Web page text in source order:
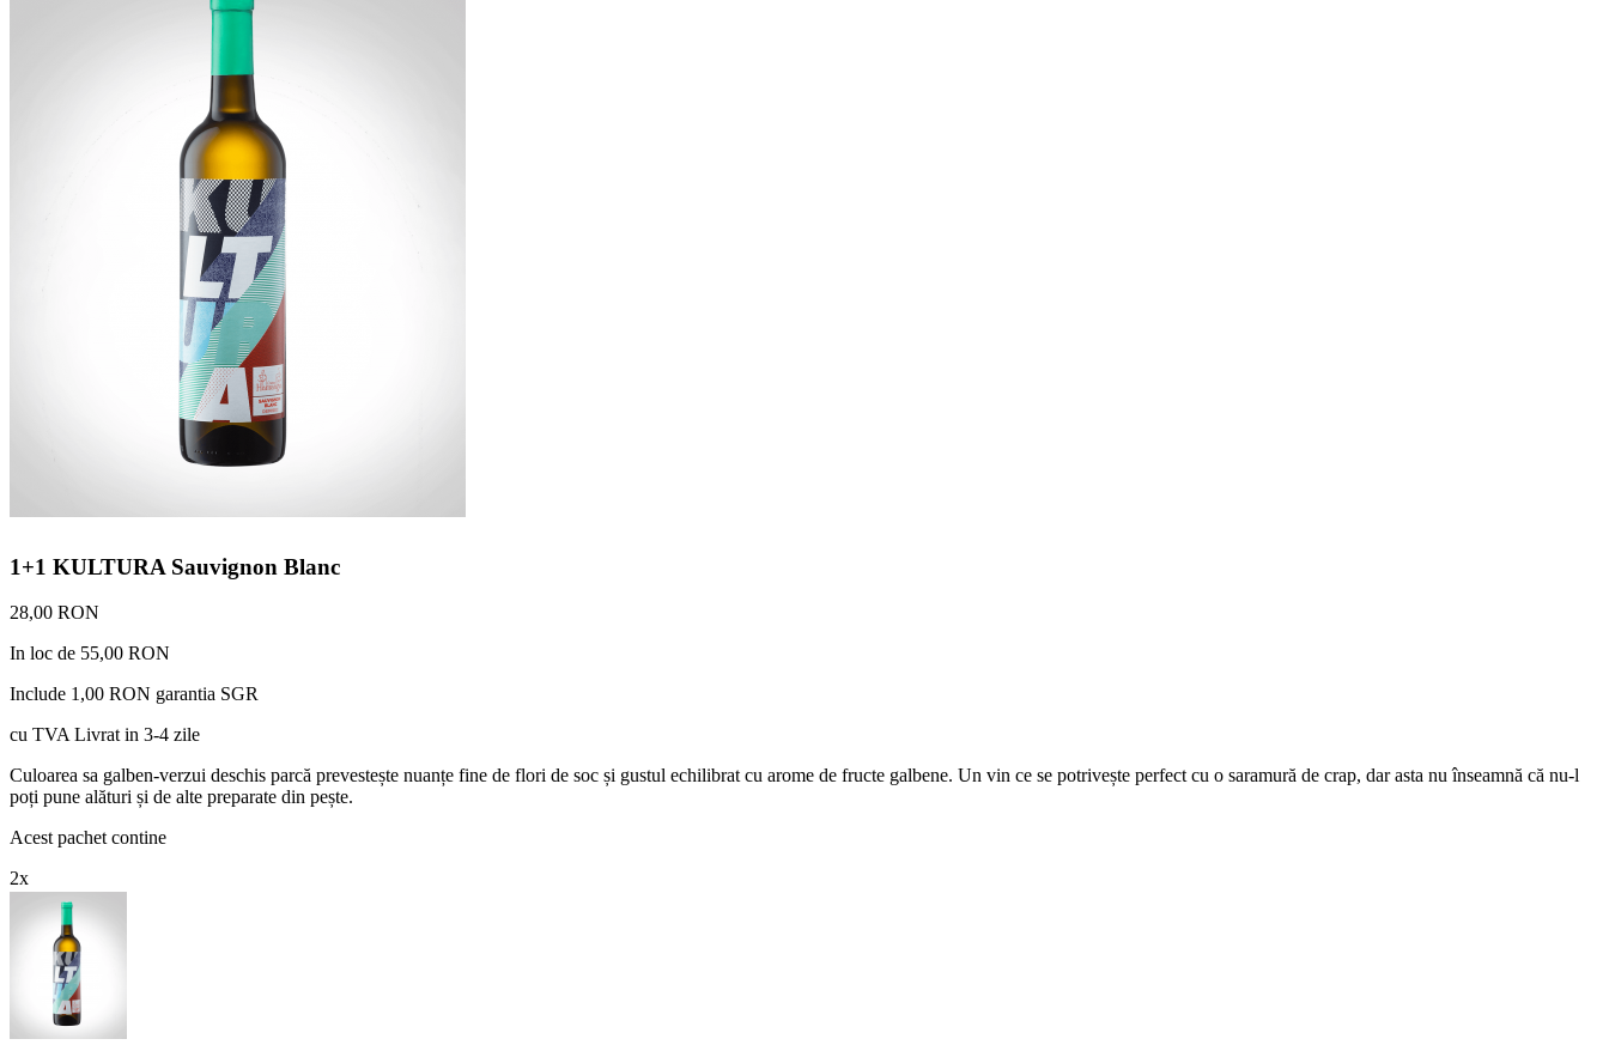
1+1 KULTURA Sauvignon Blanc
28,00 RON
In loc de 55,00 RON
Include 1,00 RON garantia SGR
cu TVALivrat in 3-4 zile
Culoarea sa galben-verzui deschis parcă prevestește nuanțe fine de flori de soc și gustul echilibrat cu arome de fructe galbene. Un vin ce se potrivește perfect cu o saramură de crap, dar asta nu înseamnă că nu-l
poți pune alături și de alte preparate din pește.
Acest pachet contine
2x